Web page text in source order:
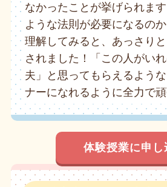
なかったことが挙げられま
ような法則が必要になるの
理解してみると、あっさり
されました！「この人がい
夫」と思ってもらえるよう
ナーになれるように全力で頑
体験授業に申し